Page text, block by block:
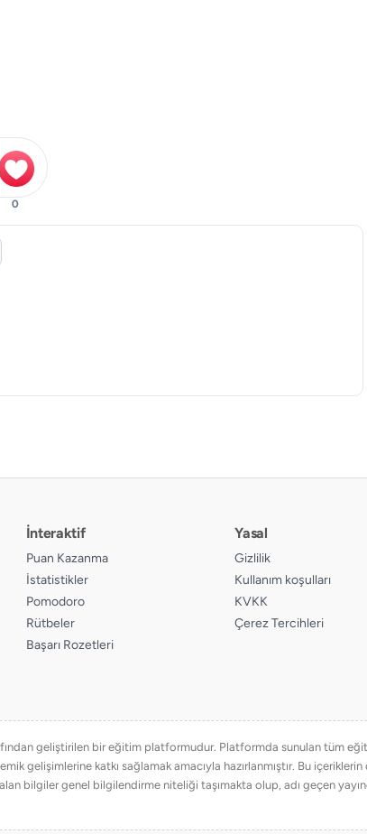
0
İnteraktif
Puan Kazanma
İstatistikler
Pomodoro
Rütbeler
Başarı Rozetleri
Yasal
Gizlilik
Kullanım koşulları
KVKK
Çerez Tercihleri
geliştirilen bir eğitim platformudur. Platformda sunulan tüm
gelişimlerine katkı sağlamak amacıyla hazırlanmıştır. Bu
bilgiler genel bilgilendirme niteliği taşımakta olup, adı geçen